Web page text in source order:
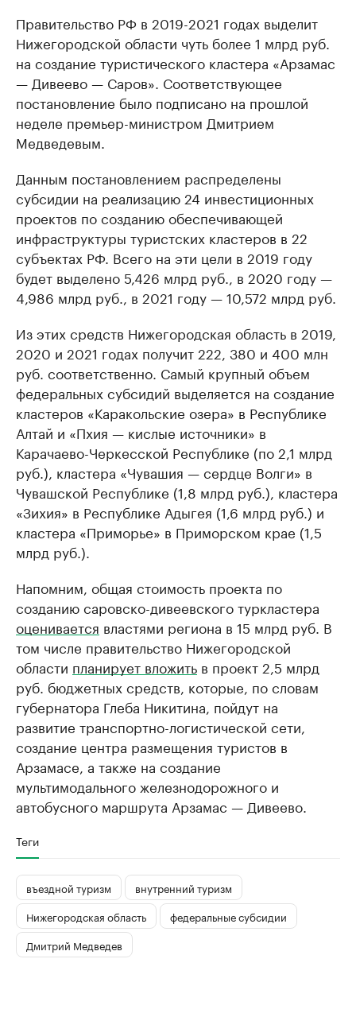
Правительство РФ в 2019-2021 годах выделит
Нижегородской области чуть более 1 млрд руб.
на создание туристического кластера «Арзамас
— Дивеево — Саров». Соответствующее
постановление было подписано на прошлой
неделе премьер-министром Дмитрием
Медведевым.
Данным постановлением распределены
субсидии на реализацию 24 инвестиционных
проектов по созданию обеспечивающей
инфраструктуры туристских кластеров в 22
субъектах РФ. Всего на эти цели в 2019 году
будет выделено 5,426 млрд руб., в 2020 году —
4,986 млрд руб., в 2021 году — 10,572 млрд руб.
Из этих средств Нижегородская область в 2019,
2020 и 2021 годах получит 222, 380 и 400 млн
руб. соответственно. Самый крупный объем
федеральных субсидий выделяется на создание
кластеров «Каракольские озера» в Республике
Алтай и «Пхия — кислые источники» в
Карачаево-Черкесской Республике (по 2,1 млрд
руб.), кластера «Чувашия — сердце Волги» в
Чувашской Республике (1,8 млрд руб.), кластера
«Зихия» в Республике Адыгея (1,6 млрд руб.) и
кластера «Приморье» в Приморском крае (1,5
млрд руб.).
Напомним, общая стоимость проекта по
созданию саровско-дивеевского туркластера
оценивается властями региона в 15 млрд руб. В
том числе правительство Нижегородской
области планирует вложить в проект 2,5 млрд
руб. бюджетных средств, которые, по словам
губернатора Глеба Никитина, пойдут на
развитие транспортно-логистической сети,
создание центра размещения туристов в
Арзамасе, а также на создание
мультимодального железнодорожного и
автобусного маршрута Арзамас — Дивеево.
Теги
въездной туризм
внутренний туризм
Нижегородская область
федеральные субсидии
Дмитрий Медведев